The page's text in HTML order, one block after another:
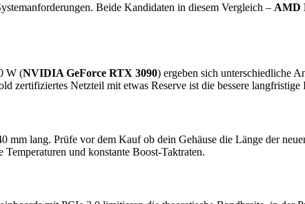
Beide Kandidaten in diesem Vergleich – AMD
W (NVIDIA GeForce RTX 3090) ergeben sich unterschiedliche
zertifiziertes Netzteil mit etwas Reserve ist die bessere
mm lang. Prüfe vor dem Kauf ob dein Gehäuse die Länge der
und konstante Boost-Taktraten.